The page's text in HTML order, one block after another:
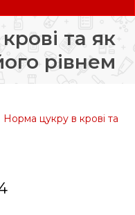
та як
рівнем
Норма цукру в крові та